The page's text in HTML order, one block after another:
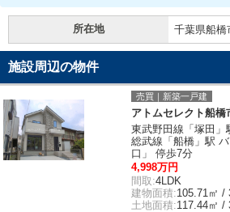
所在地 千葉県船橋
施設周辺の物件
売買｜新築一戸建
アトムセレクト船
東武野田線「塚田」
総武線「船橋」駅
口」 停歩7分
4,998万円
間取:4LDK
建物面積:105.71㎡ /
土地面積:117.44㎡ /